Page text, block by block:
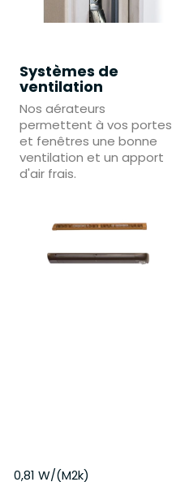
Systèmes de
ventilation
Nos aérateurs
permettent à vos portes
et fenêtres une bonne
ventilation et un apport
d'air frais.
0,81 W/(m2k)